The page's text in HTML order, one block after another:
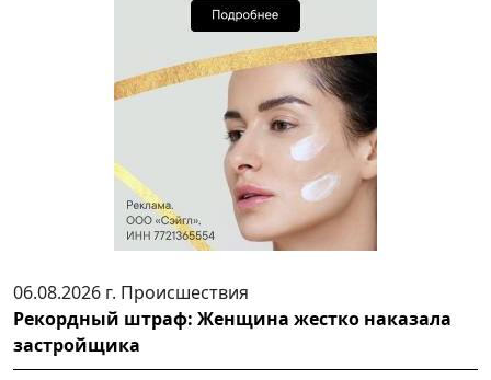
06.08.2026 г. Происшествия
Рекордный штраф: Женщина жестко наказала
застройщика